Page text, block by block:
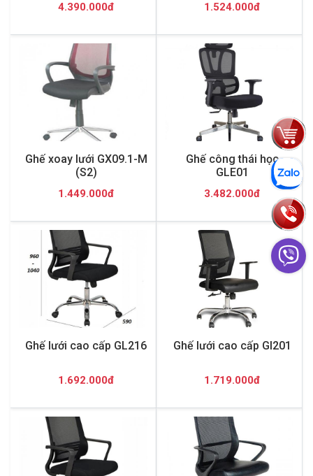
4.390.000đ 1.524.000đ
Ghế xoay lưới GX09.1-M
(S2)
1.449.000đ
Ghế công thái học
GLE01
3.482.000đ
Ghế lưới cao cấp GL216
1.692.000đ
Ghế lưới cao cấp Gl201
1.719.000đ